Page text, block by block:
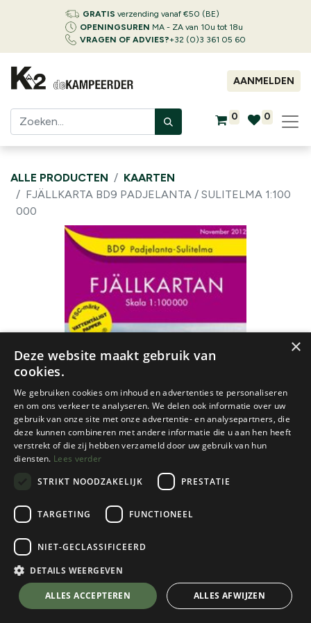
GRATIS verzending vanaf €50 (BE)
OPENINGSUREN MA - ZA van 10u tot 18u
VRAGEN OF ADVIES?+32 (0)3 361 05 60
AANMELDEN
0 0
ALLE PRODUCTEN
KAARTEN
FJÄLLKARTA BD9 PADJELANTA / SULITELMA 1:100
000
Lantmäteriet
Fjällkarta BD9 Padjelanta / Sulitelma
1:100 000
💬 Stel je vraag over dit product via WhatsApp
×
Deze website maakt gebruik van
cookies.
We gebruiken cookies om inhoud en advertenties te personaliseren
en om ons verkeer te analyseren. We delen ook informatie over uw
gebruik van onze site met onze advertentie- en analysepartners, die
deze kunnen combineren met andere informatie die u aan hen heeft
verstrekt of die zij hebben verzameld door uw gebruik van hun
diensten. Lees verder
STRIKT NOODZAKELIJK
PRESTATIE
TARGETING FUNCTIONEEL
NIET-GECLASSIFICEERD
DETAILS WEERGEVEN
ALLES ACCEPTEREN ALLES AFWIJZEN